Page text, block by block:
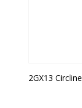
2GX13